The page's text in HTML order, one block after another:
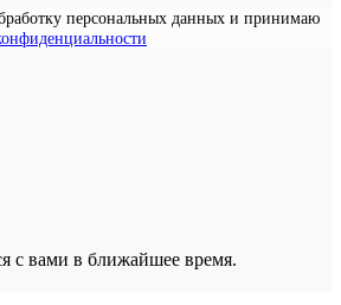
персональных данных и принимаю
с вами в ближайшее время.